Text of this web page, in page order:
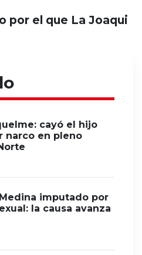
por el que La Joaqui
cayó el hijo
narco en pleno
imputado por
la causa avanza